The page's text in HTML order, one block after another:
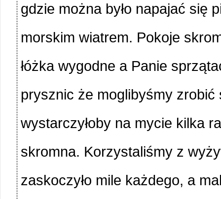
gdzie można było napajać się
morskim wiatrem. Pokoje
łóżka wygodne a Panie
prysznic że moglibyśmy zrobić
wystarczyłoby na mycie kilka
skromna. Korzystaliśmy z
zaskoczyło mile każdego, a